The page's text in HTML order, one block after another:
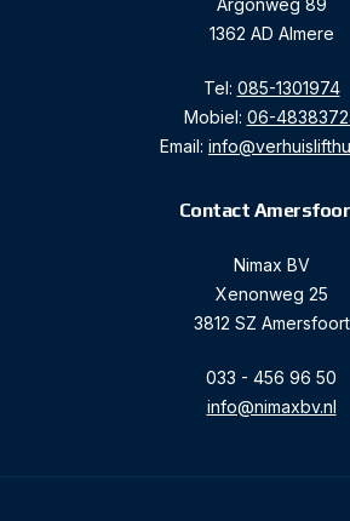
Argonweg 89
1362 AD Almere
Tel: 085-1301974
Mobiel: 06-
Email:
Contact
Nimax BV
Xenonweg 25
3812 SZ Amersfoort
033 - 456 96 50
info@nimaxbv.nl